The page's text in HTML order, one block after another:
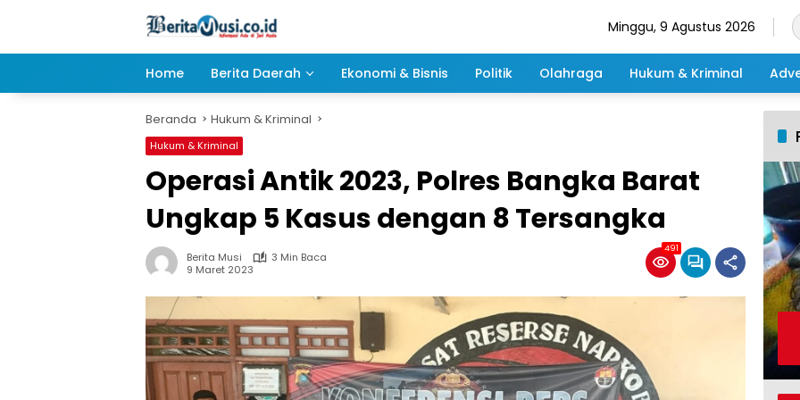
Minggu, 9 Agustus 2026
Home Berita Daerah Ekonomi & Bisnis Politik Olahraga Hukum & Kriminal
Beranda Hukum & Kriminal
Hukum & Kriminal
Operasi Antik 2023, Polres Bangka Barat
Ungkap 5 Kasus dengan 8 Tersangka
Berita Musi
3 Min Baca
9 Maret 2023
491